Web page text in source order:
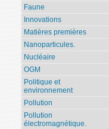
Faune
Innovations
Matières premières
Nanoparticules.
Nucléaire
OGM
Politique et
environnement
Pollution
Pollution
électromagnétique.